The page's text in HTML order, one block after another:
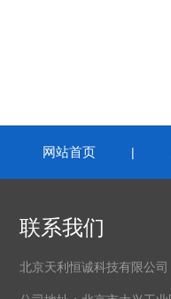
网站首页 |
联系我们
北京天利恒诚科技有限公司